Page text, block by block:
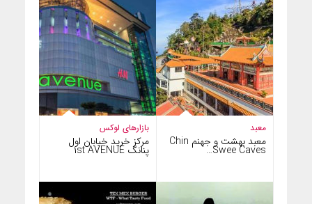
بازارهای لوکس
مرکز خرید خیابان اول
پنانگ ۱st AVENUE
معبد
معبد بهشت و جهنم Chin
Swee Caves…